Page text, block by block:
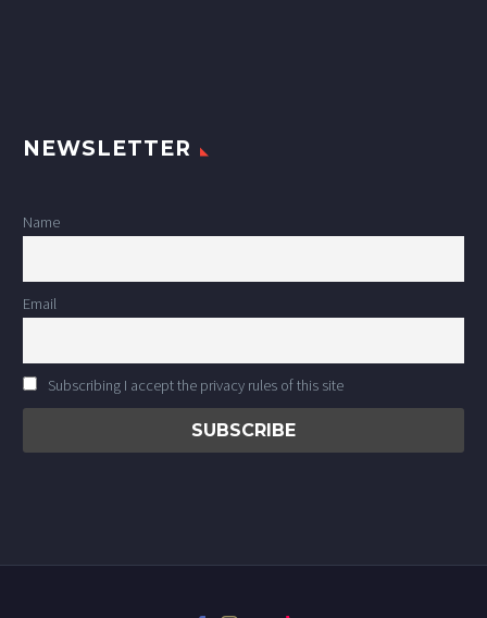
NEWSLETTER
Name
Email
Subscribing I accept the privacy rules of this site